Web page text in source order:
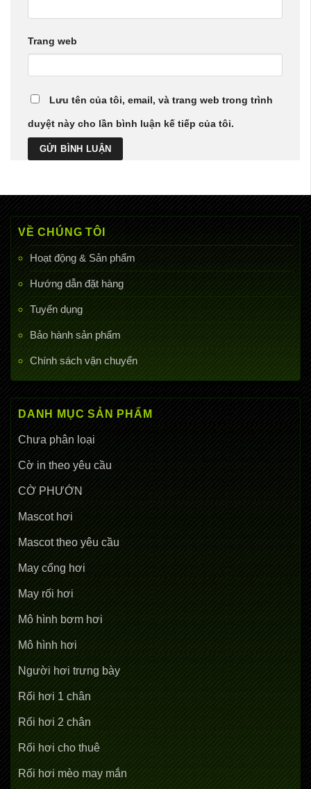
VỀ CHÚNG TÔI
Hoạt động & Sản phẩm
Hướng dẫn đặt hàng
Tuyển dụng
Bảo hành sản phẩm
Chính sách vận chuyển
DANH MỤC SẢN PHẨM
Chưa phân loại
Cờ in theo yêu cầu
CỜ PHƯỚN
Mascot hơi
Mascot theo yêu cầu
May cổng hơi
May rối hơi
Mô hình bơm hơi
Mô hình hơi
Người hơi trưng bày
Rối hơi 1 chân
Rối hơi 2 chân
Rối hơi cho thuê
Rối hơi mèo may mắn
Trang web
Lưu tên của tôi, email, và trang web trong trình
duyệt này cho lần bình luận kế tiếp của tôi.